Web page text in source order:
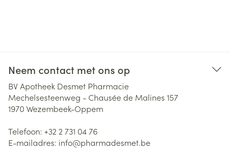
Neem contact met ons op
BV Apotheek Desmet Pharmacie
Mechelsesteenweg - Chausée de Malines 157
1970Wezembeek-Oppem
Telefoon: +32 2 731 04 76
E-mailadres: info@pharmadesmet.be